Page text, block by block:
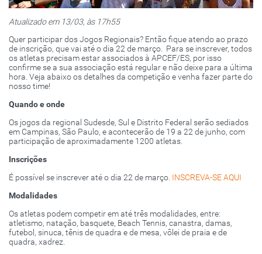
Atualizado em 13/03, às 17h55
Quer participar dos Jogos Regionais? Então fique atendo ao prazo
de inscrição, que vai até o dia 22 de março. Para se inscrever, todos
os atletas precisam estar associados à APCEF/ES, por isso
confirme se a sua associação está regular e não deixe para a última
hora. Veja abaixo os detalhes da competição e venha fazer parte do
nosso time!
Quando e onde
Os jogos da regional Sudesde, Sul e Distrito Federal serão sediados
em Campinas, São Paulo, e acontecerão de 19 a 22 de junho, com
participação de aproximadamente 1200 atletas.
Inscrições
É possível se inscrever até o dia 22 de março. INSCREVA-SE AQUI
Modalidades
Os atletas podem competir em até três modalidades, entre:
atletismo, natação, basquete, Beach Tennis, canastra, damas,
futebol, sinuca, tênis de quadra e de mesa, vôlei de praia e de
quadra, xadrez.